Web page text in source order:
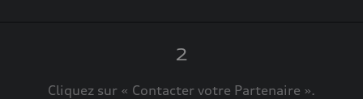
2
Cliquez sur « Contacter votre Partenaire ».